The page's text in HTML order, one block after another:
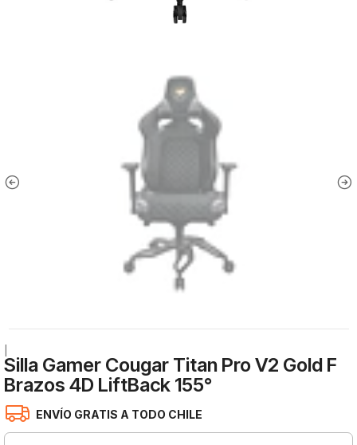
Silla Gamer Cougar Titan Pro V2 Gold F
Brazos 4D LiftBack 155°
ENVÍO GRATIS A TODO CHILE